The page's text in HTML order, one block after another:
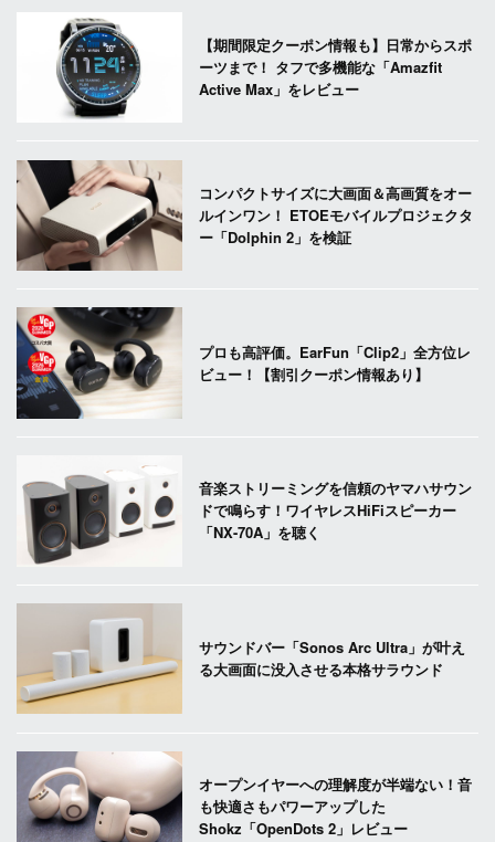
【期間限定クーポン情報も】日常からスポ
ーツまで！ タフで多機能な「Amazfit
Active Max」をレビュー
コンパクトサイズに大画面＆高画質をオー
ルインワン！ ETOEモバイルプロジェクタ
ー「Dolphin 2」を検証
プロも高評価。EarFun「Clip2」全方位レ
ビュー！【割引クーポン情報あり】
音楽ストリーミングを信頼のヤマハサウン
ドで鳴らす！ワイヤレスHiFiスピーカー
「NX-70A」を聴く
サウンドバー「Sonos Arc Ultra」が叶え
る大画面に没入させる本格サラウンド
オープンイヤーへの理解度が半端ない！音
も快適さもパワーアップした
Shokz「OpenDots 2」レビュー